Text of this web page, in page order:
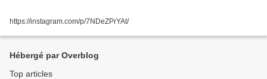
https://instagram.com/p/7NDeZPrYAt/
Hébergé par Overblog
Top articles